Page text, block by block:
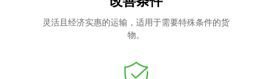
灵活且经济实惠的运输，适用于需要特殊条件的货
物。